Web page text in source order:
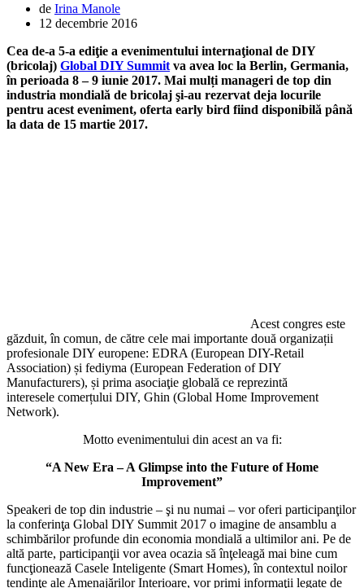
de Irina Manole
12 decembrie 2016
Cea de-a 5-a ediţie a evenimentului internaţional de DIY
(bricolaj) Global DIY Summit va avea loc la Berlin, Germania,
în perioada 8 – 9 iunie 2017. Mai mulți manageri de top din
industria mondială de bricolaj şi-au rezervat deja locurile
pentru acest eveniment, oferta early bird fiind disponibilă până
la data de 15 martie 2017.
Acest congres este
găzduit, în comun, de către cele mai importante două organizații
profesionale DIY europene: EDRA (European DIY-Retail
Association) și fediyma (European Federation of DIY
Manufacturers), și prima asociaţie globală ce reprezintă
interesele comerțului DIY, Ghin (Global Home Improvement
Network).
Motto evenimentului din acest an va fi:
“A New Era – A Glimpse into the Future of Home
Improvement”
Speakeri de top din industrie – şi nu numai – vor oferi participanţilor
la conferinţa Global DIY Summit 2017 o imagine de ansamblu a
schimbărilor profunde din economia mondială a ultimilor ani. Pe de
altă parte, participanţii vor avea ocazia să înţeleagă mai bine cum
funcţionează Casele Inteligente (Smart Homes), în contextul noilor
tendinţe ale Amenajărilor Interioare, vor primi informaţii legate de